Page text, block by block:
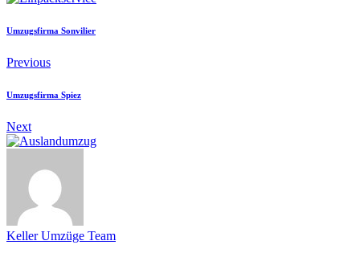
Umzugsfirma Sonvilier
Previous
Umzugsfirma Spiez
Next
Keller Umzüge Team